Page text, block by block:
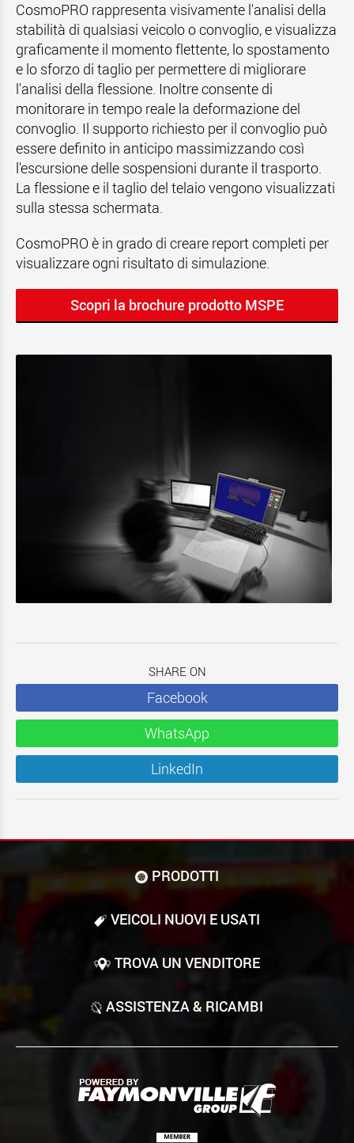
CosmoPRO rappresenta visivamente l'analisi della
stabilità di qualsiasi veicolo o convoglio, e visualizza
graficamente il momento flettente, lo spostamento
e lo sforzo di taglio per permettere di migliorare
l'analisi della flessione. Inoltre consente di
monitorare in tempo reale la deformazione del
convoglio. Il supporto richiesto per il convoglio può
essere definito in anticipo massimizzando così
l'escursione delle sospensioni durante il trasporto.
La flessione e il taglio del telaio vengono visualizzati
sulla stessa schermata.
CosmoPRO è in grado di creare report completi per
visualizzare ogni risultato di simulazione.
Scopri la brochure prodotto MSPE
SHARE ON
Facebook
WhatsApp
LinkedIn
PRODOTTI
VEICOLI NUOVI E USATI
TROVA UN VENDITORE
ASSISTENZA & RICAMBI